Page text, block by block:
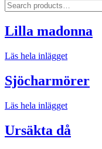
for:
Lilla madonna
Läs hela inlägget
Sjöcharmörer
Läs hela inlägget
Ursäkta då